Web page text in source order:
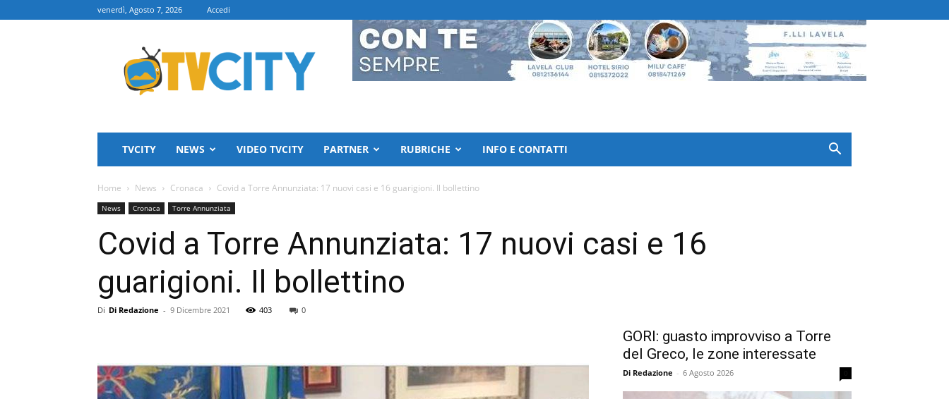
venerdì, Agosto 7, 2026 Accedi
TVCITY
TVCITY NEWS VIDEO TVCITY PARTNER RUBRICHE INFO E CONTATTI
Home News Cronaca Covid a Torre Annunziata: 17 nuovi casi e 16 guarigioni. Il bollettino
News Cronaca Torre Annunziata
Covid a Torre Annunziata: 17 nuovi casi e 16
guarigioni. Il bollettino
Di Di Redazione - 9 Dicembre 2021 403 0
GORI: guasto improvviso a Torre
del Greco, le zone interessate
Di Redazione - 6 Agosto 2026